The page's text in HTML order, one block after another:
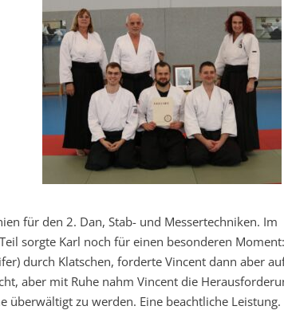
für den 2. Dan, Stab- und Messertechniken. Im
sorgte Karl noch für einen besonderen
durch Klatschen, forderte Vincent dann aber
aber mit Ruhe nahm Vincent die
überwältigt zu werden. Eine beachtliche Leistung.